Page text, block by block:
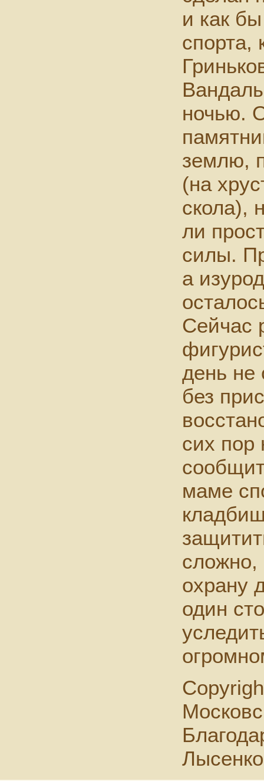
и как
спорта,
ночью.
землю,
(на
скола),
ли
силы.
а
Сейчас
день не
без
сих пор
маме
охрану
один